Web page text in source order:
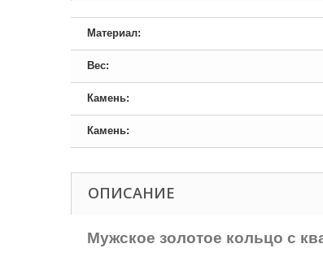
Материал:
Вес:
Камень:
Камень:
ОПИСАНИЕ
Мужское золотое кольцо с